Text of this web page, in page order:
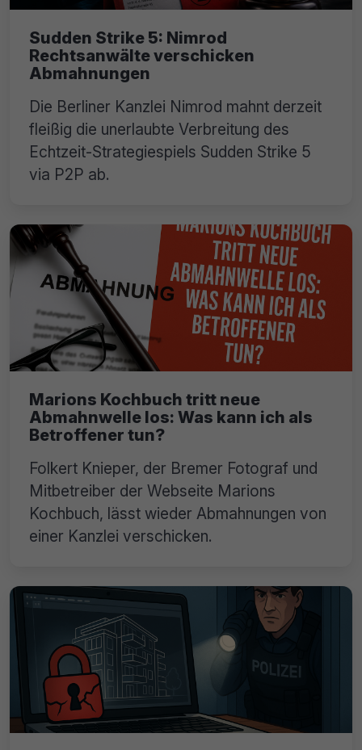
Sudden Strike 5: Nimrod
Rechtsanwälte verschicken
Abmahnungen
Die Berliner Kanzlei Nimrod mahnt derzeit
fleißig die unerlaubte Verbreitung des
Echtzeit-Strategiespiels Sudden Strike 5
via P2P ab.
Marions Kochbuch tritt neue
Abmahnwelle los: Was kann ich als
Betroffener tun?
Folkert Knieper, der Bremer Fotograf und
Mitbetreiber der Webseite Marions
Kochbuch, lässt wieder Abmahnungen von
einer Kanzlei verschicken.